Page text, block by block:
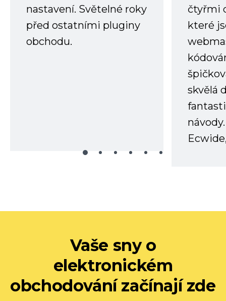
nastavení. Světelné roky
před ostatními pluginy
obchodu.
čtyřmi
které
skvělá
Vaše sny o
elektronickém
obchodování začínají zde